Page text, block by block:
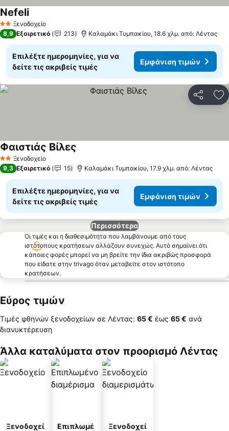
2 ΑστέριαΞενοδοχείο
NefeliΕμφάνιση τιμών
8,9 Εξαιρετικό 213 Καλαμάκι Τυμπακίου, 18.6 χλμ. από: Λέντας
Επιλέξτε ημερομηνίες, για να
δείτε τις ακριβείς τιμές
Εμφάνιση τιμών
2 ΑστέριαΞενοδοχείο
Φαιστιάς Βίλες
9,3 Εξαιρετικό 15 Καλαμάκι Τυμπακίου, 17.9 χλμ. από: Λέντας
Επιλέξτε ημερομηνίες, για να
δείτε τις ακριβείς τιμές
Εμφάνιση τιμών
Περισσότερα
Οι τιμές και η διαθεσιμότητα που λαμβάνουμε από τους
ιστότοπους κρατήσεων αλλάζουν συνεχώς. Αυτό σημαίνει ότι
κάποιες φορές μπορεί να μη βρείτε την ίδια ακριβώς προσφορά
που είδατε στην trivago όταν μεταβείτε στον ιστότοπο
κρατήσεων.
Εύρος τιμών
Τιμές φθηνών ξενοδοχείων σε Λέντας: ‎65 € έως ‎65 € ανά
διανυκτέρευση
Άλλα καταλύματα στον προορισμό Λέντας
Ξενοδοχεί
Επιπλωμέ
Ξενοδοχεί